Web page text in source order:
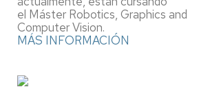
el Máster Robotics, Graphics and
Computer Vision.
MÁS INFORMACIÓN